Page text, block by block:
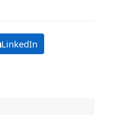
LinkedIn